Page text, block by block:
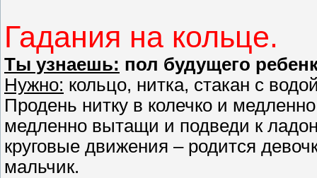
Гадания на кольце.
Ты узнаешь: пол будущего
Нужно: кольцо, нитка, стакан с
Продень нитку в колечко и
медленно вытащи и подведи к
круговые движения – родится
мальчик.